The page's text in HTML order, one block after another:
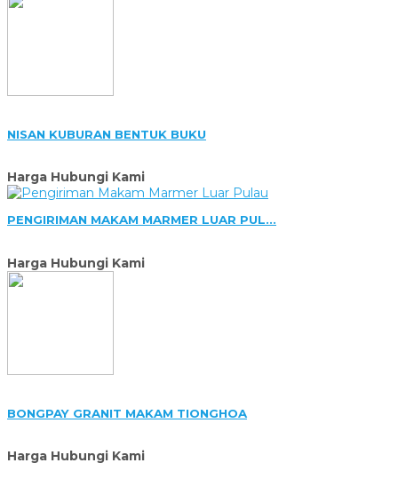
NISAN KUBURAN BENTUK BUKU
Harga Hubungi Kami
PENGIRIMAN MAKAM MARMER LUAR PUL...
Harga Hubungi Kami
BONGPAY GRANIT MAKAM TIONGHOA
Harga Hubungi Kami